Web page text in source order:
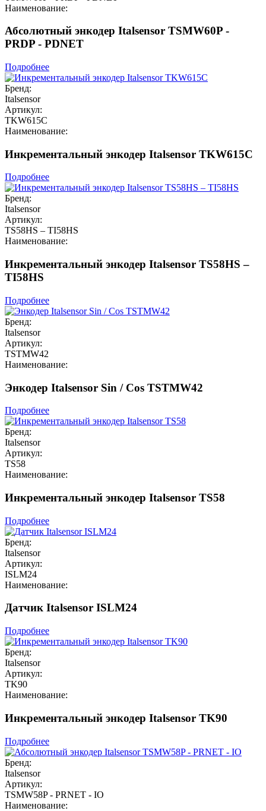
Наименование:
Абсолютный энкодер Italsensor TSMW60P -
PRDP - PDNET
Подробнее
Бренд:
Italsensor
Артикул:
TKW615C
Наименование:
Инкрементальный энкодер Italsensor TKW615C
Подробнее
Бренд:
Italsensor
Артикул:
TS58HS – TI58HS
Наименование:
Инкрементальный энкодер Italsensor TS58HS –
TI58HS
Подробнее
Бренд:
Italsensor
Артикул:
TSTMW42
Наименование:
Энкодер Italsensor Sin / Cos TSTMW42
Подробнее
Бренд:
Italsensor
Артикул:
TS58
Наименование:
Инкрементальный энкодер Italsensor TS58
Подробнее
Бренд:
Italsensor
Артикул:
ISLM24
Наименование:
Датчик Italsensor ISLM24
Подробнее
Бренд:
Italsensor
Артикул:
TK90
Наименование:
Инкрементальный энкодер Italsensor TK90
Подробнее
Бренд:
Italsensor
Артикул:
TSMW58P - PRNET - IO
Наименование: